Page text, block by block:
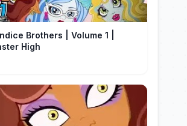
Brothers | Volume 1 |
High